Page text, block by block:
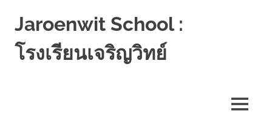
Jaroenwit School :
โรงเรียนเจริญวิทย์
MENU